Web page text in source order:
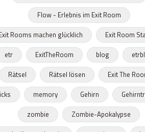
Flow - Erlebnis im Exit Room
Rooms machen glücklich
Exit Room
etr
ExitTheRoom blog
Rätsel
Rätsel lösen
Exit The
memory Gehirn
zombie
Zombie-Apokalypse